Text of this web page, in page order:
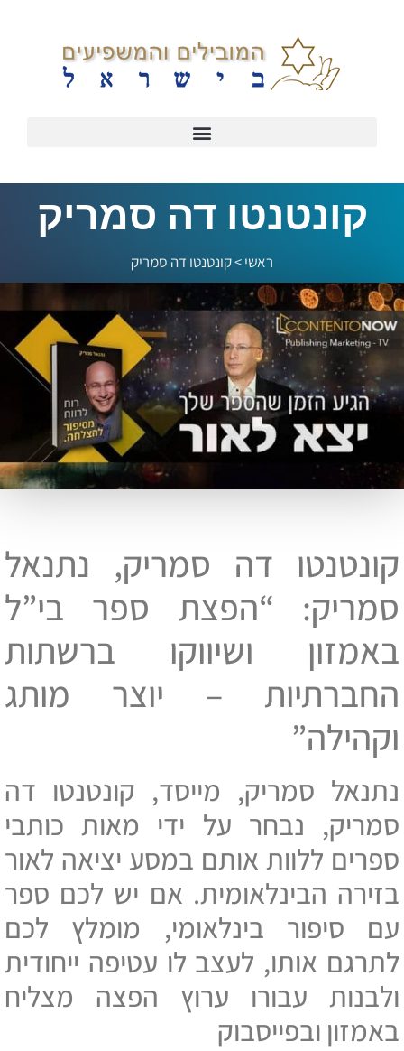
קונטנטו דה סמריק
ראשי>קונטנטו דה סמריק
קונטנטו דה סמריק, נתנאל
סמריק: “הפצת ספר בי”ל
באמזון ושיווקו ברשתות
החברתיות – יוצר מותג
וקהילה”
נתנאל סמריק, מייסד, קונטנטו דה
סמריק, נבחר על ידי מאות כותבי
ספרים ללוות אותם במסע יציאה לאור
בזירה הבינלאומית. אם יש לכם ספר
עם סיפור בינלאומי, מומלץ לכם
לתרגם אותו, לעצב לו עטיפה ייחודית
ולבנות עבורו ערוץ הפצה מצליח
באמזון ובפייסבוק